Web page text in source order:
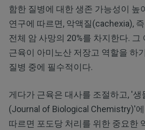
함한 질병에 대한 생존 가능성이 높
연구에 따르면, 악액질(cachexia), 즉
전체 암 사망의 20%를 차지한다. 그
근육이 아미노산 저장고 역할을 하
질병 중에 필수적이다.
게다가 근육은 대사를 조절하고, '생
(Journal of Biological Chemistry)'
따르면 포도당 처리를 위한 중요한